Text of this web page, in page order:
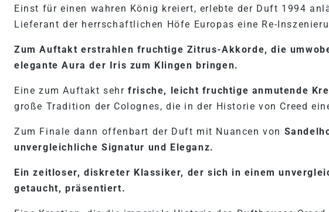
Einst für einen wahren König kreiert, erlebte der Duft 1994
Lieferant der herrschaftlichen Höfe Europas eine Re-
Zum Auftakt erstrahlen fruchtige Zitrus-Akkorde, die
elegante Aura der Iris zum Klingen bringen.
Eine zum Auftakt sehrfrische, leicht fruchtige anmutende
große Tradition der Colognes, die in der Historie von Creed
Zum Finale dann offenbart der Duft mit Nuancen von
unvergleichliche Signatur und Eleganz.
Ein zeitloser, diskreter Klassiker, der sich in einem
getaucht, präsentiert.